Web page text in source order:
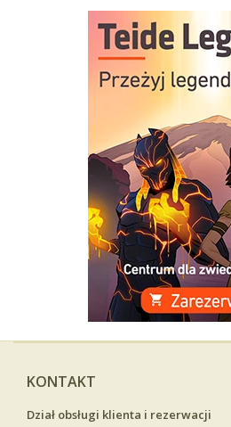
KONTAKT
Dział obsługi klienta i rezerwacji